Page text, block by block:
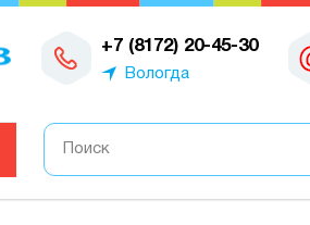
+7 (8172) 20-45-30
Вологда